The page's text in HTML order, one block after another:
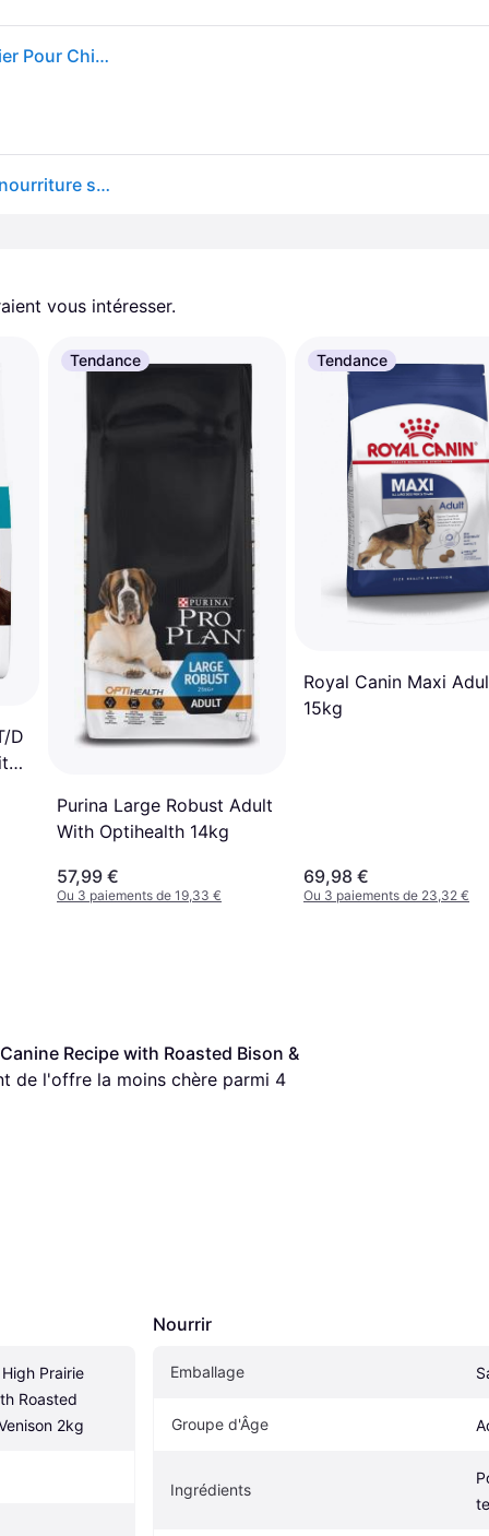
Taste Of The Wild - High Prairie Canine Bison Et Gibier Pour Chien - 2kg
TASTE OF THE WILD High Prairie, Bison et Venison, nourriture sèche sans céréales pour chiens, 2kg
vous intéresser.
D
Tendance
Purina Large Robust Adult
With Optihealth 14kg
57,99 €
Ou 3 paiements de 19,33 €
Tendance
Royal Canin Maxi
15kg
69,98 €
Ou 3 paiements de 23,32 €
Recipe with Roasted Bison &
de l'offre la moins chère parmi 4
Prairie
Roasted
2kg
Nourrir
Emballage
Groupe d'Âge
Ingrédients